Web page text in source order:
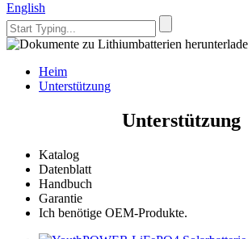
English
Heim
Unterstützung
Unterstützung
Katalog
Datenblatt
Handbuch
Garantie
Ich benötige OEM-Produkte.